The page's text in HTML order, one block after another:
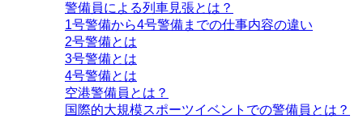
警備員による列車見張とは？
1号警備から4号警備までの仕事内容の違い
2号警備とは
3号警備とは
4号警備とは
空港警備員とは？
国際的大規模スポーツイベントでの警備員とは？